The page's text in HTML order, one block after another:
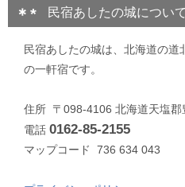
民宿あしたの城について
民宿あしたの城は、北海道の道
の一軒宿です。
住所 〒098-4106 北海道天塩郡
電話 0162-85-2155
マップコード 736 634 043